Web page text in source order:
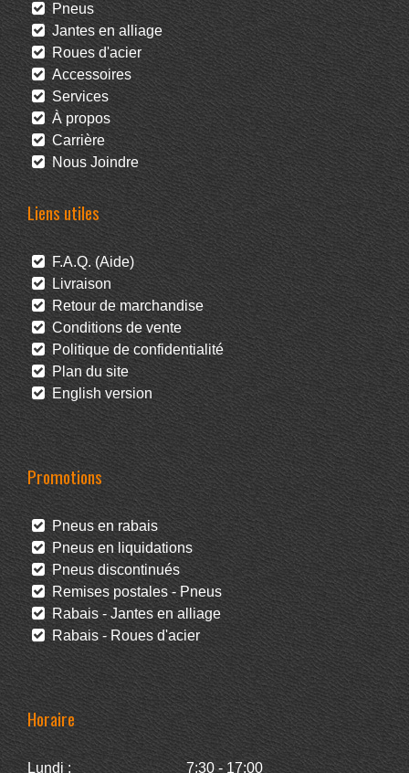
Pneus
Jantes en alliage
Roues d'acier
Accessoires
Services
À propos
Carrière
Nous Joindre
Liens utiles
F.A.Q. (Aide)
Livraison
Retour de marchandise
Conditions de vente
Politique de confidentialité
Plan du site
English version
Promotions
Pneus en rabais
Pneus en liquidations
Pneus discontinués
Remises postales - Pneus
Rabais - Jantes en alliage
Rabais - Roues d'acier
Horaire
Lundi : 7:30 - 17:00